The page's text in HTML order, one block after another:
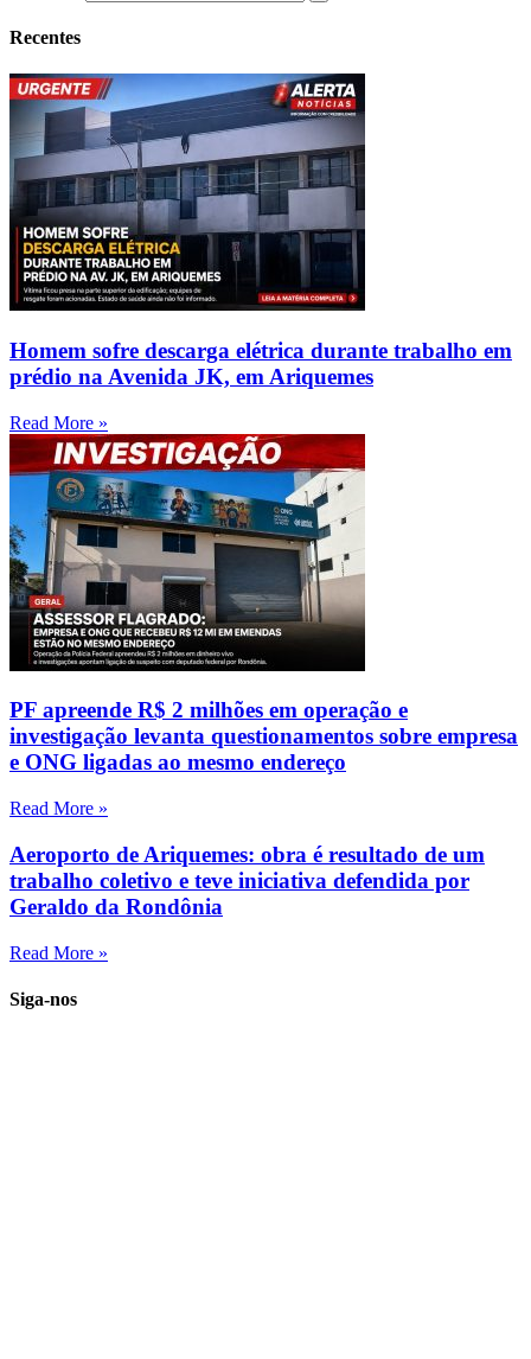
Recentes
Homem sofre descarga elétrica durante trabalho em
prédio na Avenida JK, em Ariquemes
Read More »
PF apreende R$ 2 milhões em operação e
investigação levanta questionamentos sobre empresa
e ONG ligadas ao mesmo endereço
Read More »
Aeroporto de Ariquemes: obra é resultado de um
trabalho coletivo e teve iniciativa defendida por
Geraldo da Rondônia
Read More »
Siga-nos